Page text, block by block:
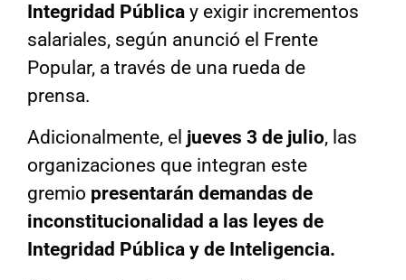
Integridad Pública y exigir incrementos
salariales, según anunció el Frente
Popular, a través de una rueda de
prensa.
Adicionalmente, el jueves 3 de julio, las
organizaciones que integran este
gremio presentarán demandas de
inconstitucionalidad a las leyes de
Integridad Pública y de Inteligencia.